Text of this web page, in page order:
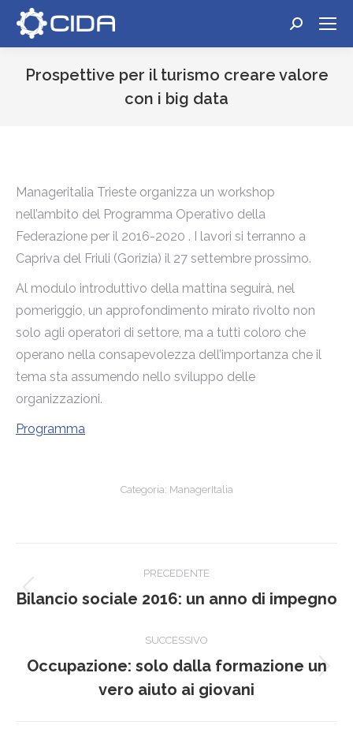
Cerca:
Prospettive per il turismo creare valore
con i big data
Manageritalia Trieste organizza un workshop
nell’ambito del Programma Operativo della
Federazione per il 2016-2020 . I lavori si terranno a
Capriva del Friuli (Gorizia) il 27 settembre prossimo.
Al modulo introduttivo della mattina seguirà, nel
pomeriggio, un approfondimento mirato rivolto non
solo agli operatori di settore, ma a tutti coloro che
operano nella consapevolezza dell’importanza che il
tema sta assumendo nello sviluppo delle
organizzazioni.
Programma
Categoria: ManagerItalia
tra
post
PRECEDENTE
Post
Bilancio sociale 2016: un anno di impegno
SUCCESSIVO
Prossimo
post:
Occupazione: solo dalla formazione un
vero aiuto ai giovani